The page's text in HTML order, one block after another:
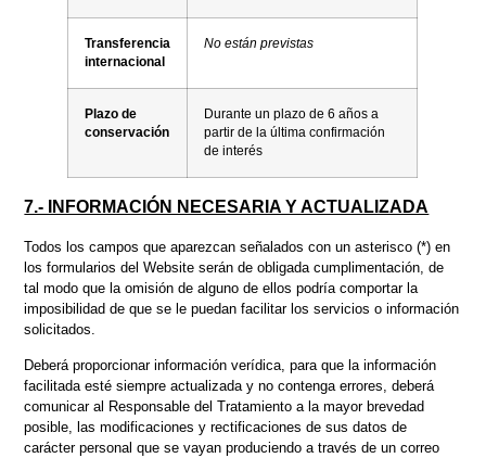
Transferencia
internacional
No están previstas
Plazo de
conservación
Durante un plazo de 6 años a
partir de la última confirmación
de interés
7.- INFORMACIÓN NECESARIA Y ACTUALIZADA
Todos los campos que aparezcan señalados con un asterisco (*) en
los formularios del Website serán de obligada cumplimentación, de
tal modo que la omisión de alguno de ellos podría comportar la
imposibilidad de que se le puedan facilitar los servicios o información
solicitados.
Deberá proporcionar información verídica, para que la información
facilitada esté siempre actualizada y no contenga errores, deberá
comunicar al Responsable del Tratamiento a la mayor brevedad
posible, las modificaciones y rectificaciones de sus datos de
carácter personal que se vayan produciendo a través de un correo